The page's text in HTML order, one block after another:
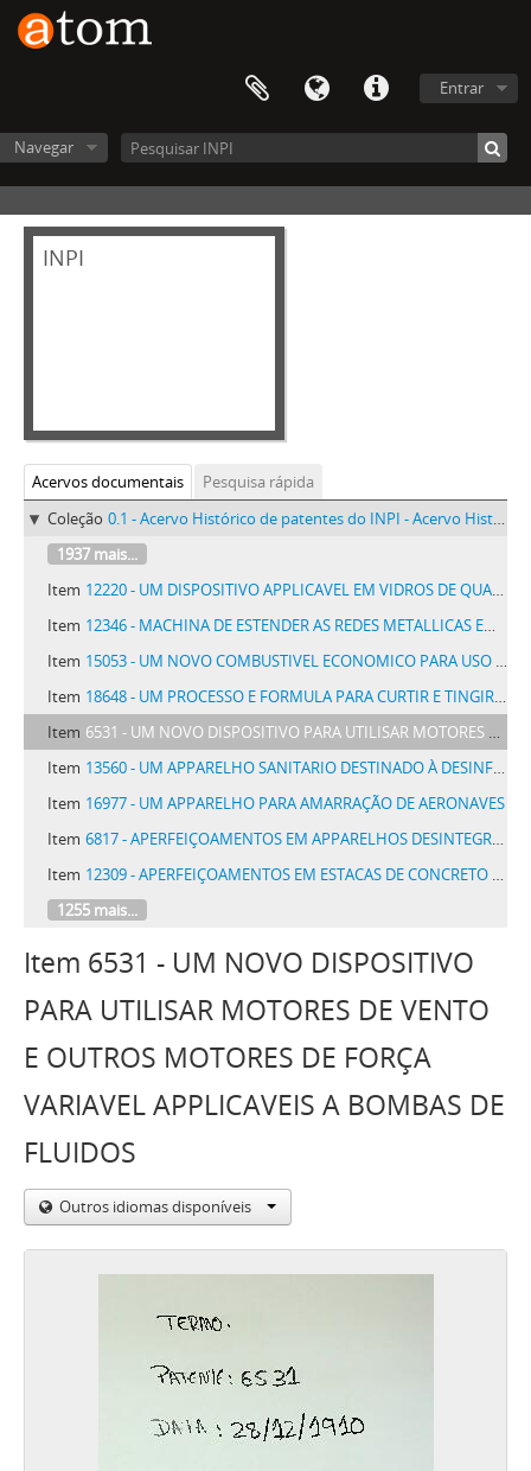
Entrar
Navegar
INPI
Acervos documentais
Pesquisa rápida
Coleção 0.1 - Acervo Histórico de patentes do INPI - Acervo Histórico de patentes do INPI
1937 mais...
Item 12220 - UM DISPOSITIVO APPLICAVEL EM VIDROS DE QUAESQUER RELOGIOS COM O FIM DE TORNA-LOS DESPERTADORES, DENOMINADO ELECTRION
Item 12346 - MACHINA DE ESTENDER AS REDES METALLICAS EM TODAS AS SUAS APPLICAÇÕES
Item 15053 - UM NOVO COMBUSTIVEL ECONOMICO PARA USO DOMESTICO DENOMINADO CAMPI
Item 18648 - UM PROCESSO E FORMULA PARA CURTIR E TINGIR PELLEGOS EM MARROM, APARELHO E PRETO
Item 6531 - UM NOVO DISPOSITIVO PARA UTILISAR MOTORES DE VENTO E OUTROS MOTORES DE FORÇA VARIAVEL APPLICAVEIS A BOMBAS DE FLUIDOS
Item 13560 - UM APPARELHO SANITARIO DESTINADO À DESINFECÇÃO DAS CAIXAS DE DESCARGA DE LATRINAS, DENOMINADO APPARELHO SANITARIO BOTELHO
Item 16977 - UM APPARELHO PARA AMARRAÇÃO DE AERONAVES
Item 6817 - APERFEIÇOAMENTOS EM APPARELHOS DESINTEGRADORES DE ESPHERAS
Item 12309 - APERFEIÇOAMENTOS EM ESTACAS DE CONCRETO OU CIMENTO ARMADO
1255 mais...
Item 6531 - UM NOVO DISPOSITIVO
PARA UTILISAR MOTORES DE VENTO
E OUTROS MOTORES DE FORÇA
VARIAVEL APPLICAVEIS A BOMBAS DE
FLUIDOS
Outros idiomas disponíveis